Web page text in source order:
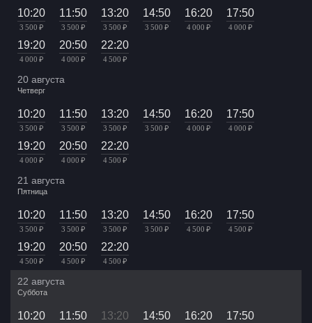
10:20
3 500 ₽
11:50
3 500 ₽
13:20
3 500 ₽
14:50
3 500 ₽
16:20
4 000 ₽
17:50
4 000 ₽
19:20
4 000 ₽
20:50
4 000 ₽
22:20
4 500 ₽
20 августа
Четверг
10:20
3 500 ₽
11:50
3 500 ₽
13:20
3 500 ₽
14:50
3 500 ₽
16:20
4 000 ₽
17:50
4 000 ₽
19:20
4 000 ₽
20:50
4 000 ₽
22:20
4 500 ₽
21 августа
Пятница
10:20
3 500 ₽
11:50
3 500 ₽
13:20
3 500 ₽
14:50
3 500 ₽
16:20
4 500 ₽
17:50
4 500 ₽
19:20
4 500 ₽
20:50
4 500 ₽
22:20
4 500 ₽
22 августа
Суббота
10:20 11:50 13:20 14:50 16:20 17:50